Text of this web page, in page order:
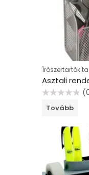
Írószertartók
Tovább